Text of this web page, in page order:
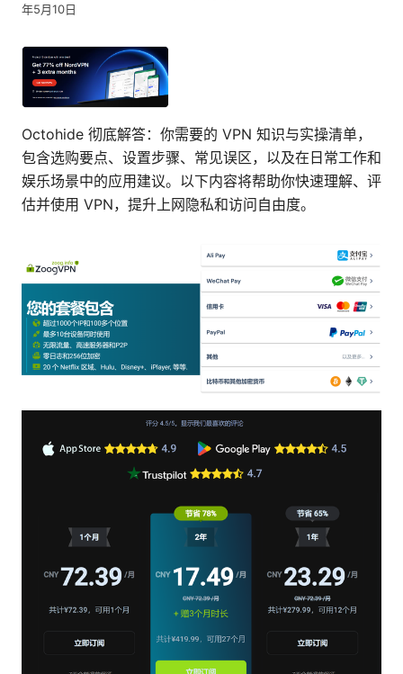
年5月10日
Octohide 彻底解答：你需要的 VPN 知识与实操清单，
包含选购要点、设置步骤、常见误区，以及在日常工作和
娱乐场景中的应用建议。以下内容将帮助你快速理解、评
估并使用 VPN，提升上网隐私和访问自由度。